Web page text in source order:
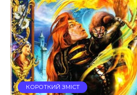
КОРОТКИЙ ЗМІСТ